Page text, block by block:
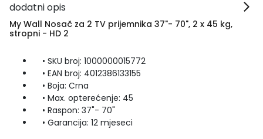
dodatni opis
My Wall Nosač za 2 TV prijemnika 37"- 70", 2 x 45 kg,
stropni - HD 2
• SKU broj: 1000000015772
• EAN broj: 4012386133155
• Boja: Crna
• Max. opterećenje: 45
• Raspon: 37"- 70"
• Garancija: 12 mjeseci